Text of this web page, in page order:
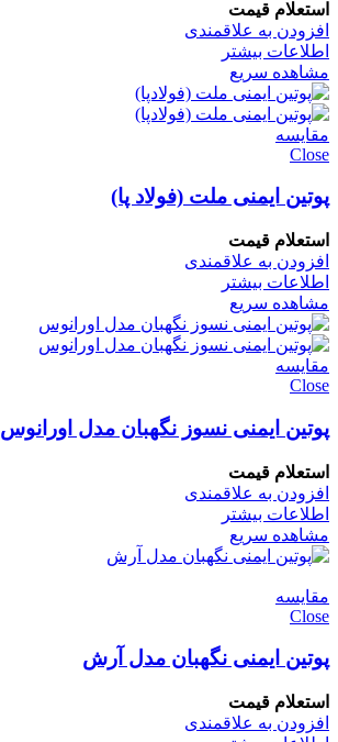
استعلام قیمت
افزودن به علاقمندی
اطلاعات بیشتر
مشاهده سریع
مقایسه
Close
پوتین ایمنی ملت (فولاد پا)
استعلام قیمت
افزودن به علاقمندی
اطلاعات بیشتر
مشاهده سریع
مقایسه
Close
پوتین ایمنی نسوز نگهبان مدل اورانوس
استعلام قیمت
افزودن به علاقمندی
اطلاعات بیشتر
مشاهده سریع
مقایسه
Close
پوتین ایمنی نگهبان مدل آرش
استعلام قیمت
افزودن به علاقمندی